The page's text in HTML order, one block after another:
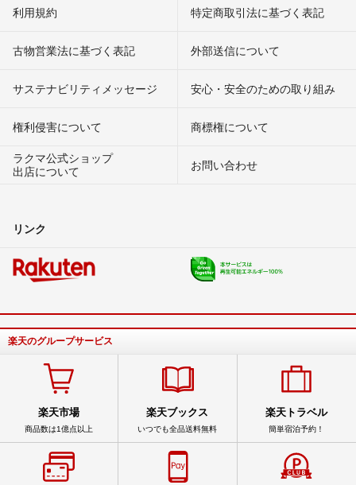
利用規約 特定商取引法に基づく表記
古物営業法に基づく表記 外部送信について
サステナビリティメッセージ 安心・安全のための取り組み
権利侵害について
商標権について
ラクマ公式ショップ
出店について
お問い合わせ
リンク
楽天のグループサービス
楽天市場
商品数は1億点以上
楽天ブックス
いつでも全品送料無料
楽天トラベル
簡単宿泊予約！